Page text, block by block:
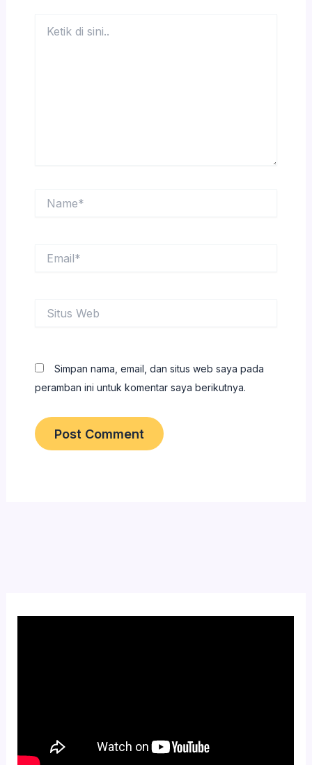
Web
Simpan nama, email, dan situs web saya pada
peramban ini untuk komentar saya berikutnya.